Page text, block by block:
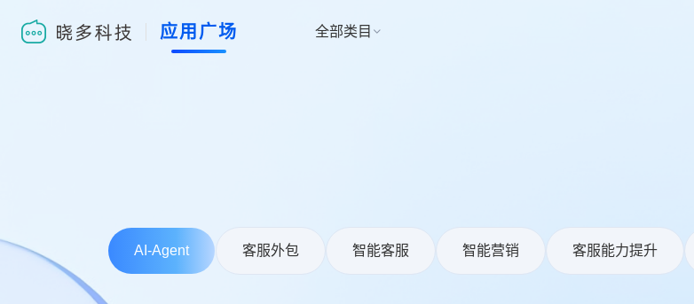
应用广场 全部类目 
AI-Agent 客服外包 智能客服 智能营销 客服能力提升